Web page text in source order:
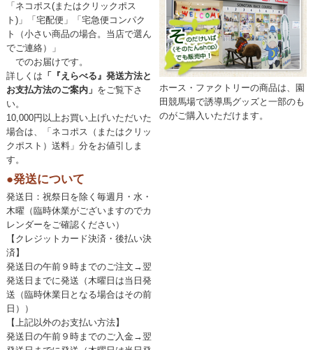
「ネコポス(またはクリックポス
ト)」「宅配便」「宅急便コンパク
ト（小さい商品の場合。当店で選ん
でご連絡）」
でのお届けです。
詳しくは 「『えらべる』発送方法と
お支払方法のご案内」 をご覧下さ
い。
10,000円以上お買い上げいただいた
場合は、「ネコポス（またはクリッ
クポスト）送料」分をお値引しま
す。
●発送について
発送日：祝祭日を除く毎週月・水・
木曜（臨時休業がございますのでカ
レンダーをご確認ください）
【クレジットカード決済・後払い決
済】
発送日の午前９時までのご注文→翌
発送日までに発送（木曜日は当日発
送（臨時休業日となる場合はその前
日））
【上記以外のお支払い方法】
発送日の午前９時までのご入金→翌
ホース・ファクトリーの商品は、園
田競馬場で誘導馬グッズと一部のも
のがご購入いただけます。